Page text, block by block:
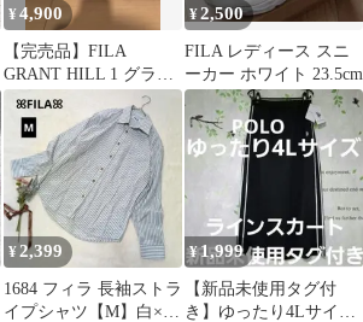
¥4,900
【完売品】FILA
GRANT HILL 1 グラン
トヒル スニーカー 24.5
¥2,500
FILA レディース スニ
ーカー ホワイト 23.5cm
¥2,399
1684 フィラ 長袖ストラ
イプシャツ【M】白×グ
¥1,999
【新品未使用タグ付
き】ゆったり4Lサイズ